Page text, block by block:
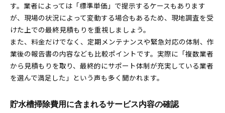
す。業者によっては「標準単価」で提示するケースもあります
が、現場の状況によって変動する場合もあるため、現地調査を受
けた上での最終見積もりを重視しましょう。
また、料金だけでなく、定期メンテナンスや緊急対応の体制、作
業後の報告書の内容なども比較ポイントです。実際に「複数業者
から見積もりを取り、最終的にサポート体制が充実している業者
を選んで満足した」という声も多く聞かれます。
貯水槽掃除費用に含まれるサービス内容の確認